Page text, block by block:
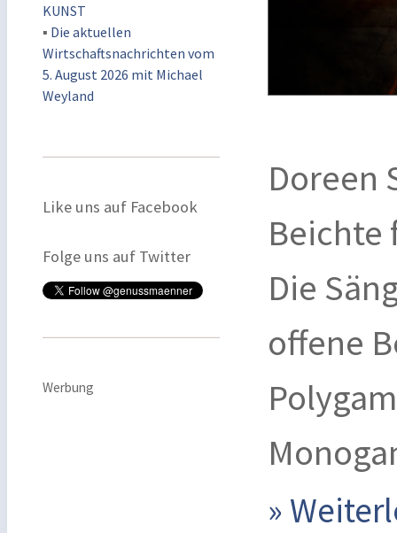
KUNST
▪ Die aktuellen
Wirtschaftsnachrichten vom
5. August 2026 mit Michael
Weyland
Like uns auf Facebook
Folge uns auf Twitter
Werbung
Doreen
Beichte
Die
offene
»